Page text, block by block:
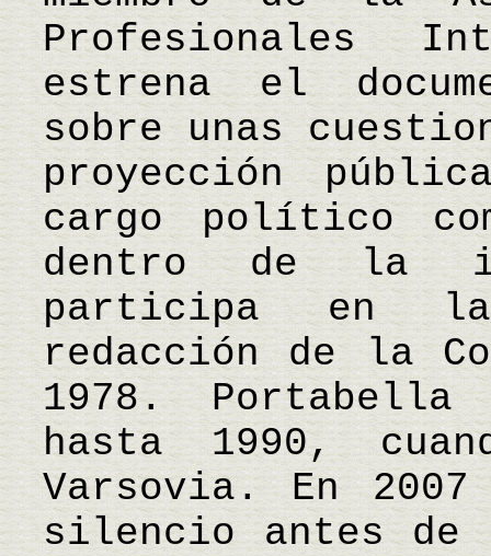
Profesionales
estrena el
sobre unas
proyección
cargo político
dentro de la
participa en
redacción de la
1978.
hasta 1990,
Varsovia. En
silencio antes de